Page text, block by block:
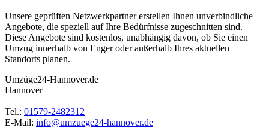
Unsere geprüften Netzwerkpartner erstellen Ihnen unverbindliche
Angebote, die speziell auf Ihre Bedürfnisse zugeschnitten sind.
Diese Angebote sind kostenlos, unabhängig davon, ob Sie einen
Umzug innerhalb von Enger oder außerhalb Ihres aktuellen
Standorts planen.
Umzüge24-Hannover.de
Hannover
Tel.: 01579-2482312
E-Mail: info@umzuege24-hannover.de